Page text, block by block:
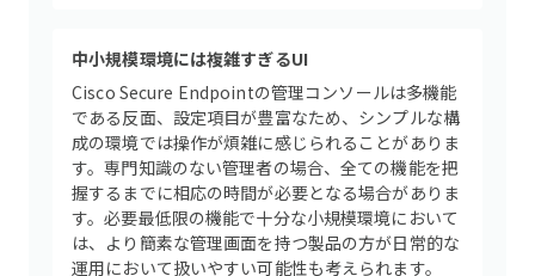
中小規模環境には複雑すぎるUI
Cisco Secure Endpointの管理コンソールは多機能
である反面、設定項目が豊富なため、シンプルな構
成の環境では操作が煩雑に感じられることがありま
す。専門知識のない管理者の場合、全ての機能を把
握するまでに相応の時間が必要となる場合がありま
す。必要最低限の機能で十分な小規模環境において
は、より簡素な管理画面を持つ製品の方が日常的な
運用において扱いやすい可能性も考えられます。